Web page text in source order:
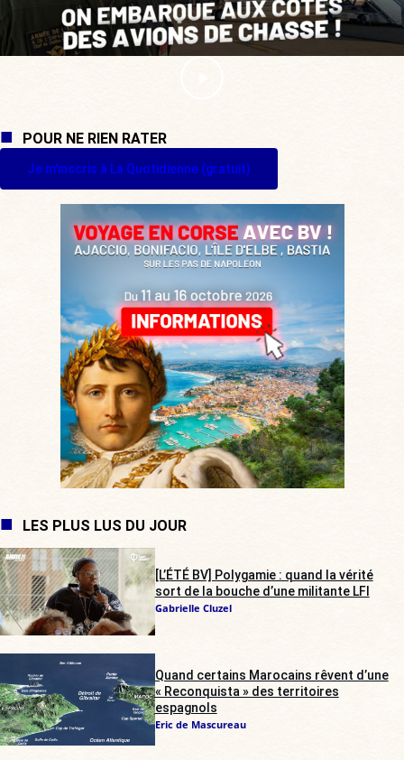
POUR NE RIEN RATER
Je m'inscris à La Quotidienne (gratuit)
LES PLUS LUS DU JOUR
[L’ÉTÉ BV] Polygamie : quand la vérité
sort de la bouche d’une militante LFI
Gabrielle Cluzel
Quand certains Marocains rêvent d’une
« Reconquista » des territoires
espagnols
Eric de Mascureau